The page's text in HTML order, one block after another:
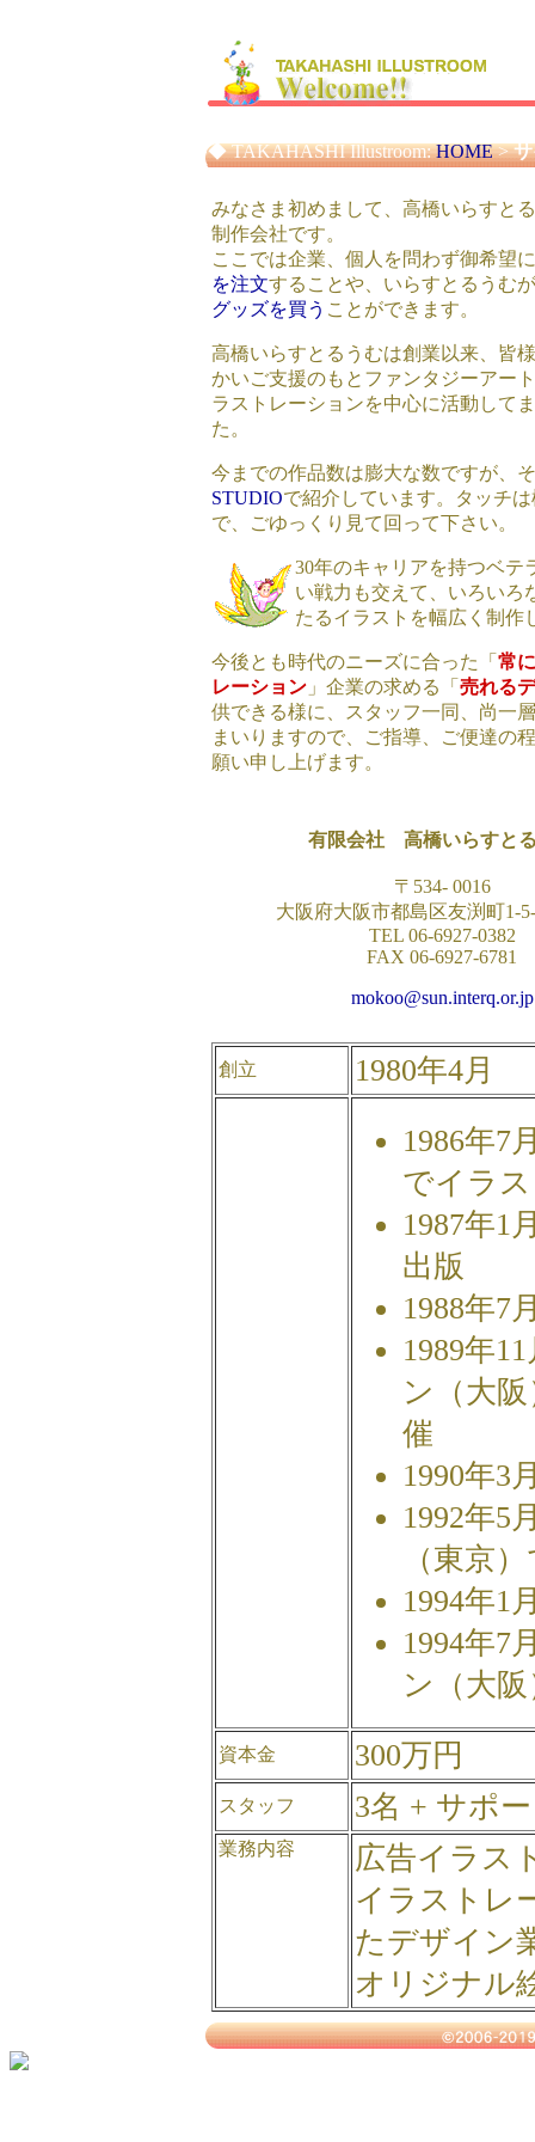
◆ TAKAHASHI Illustroom: HOME >
みなさま初めまして、高橋いらすと
制作会社です。
ここでは企業、個人を問わず御希望
を注文することや、いらすとるうむ
グッズを買う ことができます。
高橋いらすとるうむは創業以来、皆
かいご支援のもとファンタジーアー
ラストレーションを中心に活動して
た。
今までの作品数は膨大な数ですが、
STUDIOで紹介しています。タッチ
で、ごゆっくり見て回って下さい。
30年のキャリアを持つベテ
い戦力も交えて、いろいろ
たるイラストを幅広く制作
今後とも時代のニーズに合った「 常
レーション 」企業の求める「 売れる
供できる様に、スタッフ一同、尚一
まいりますので、ご指導、ご便達の
願い申し上げます。
有限会社 高橋いらすと
〒534- 0016
大阪府大阪市都島区友渕町1-
TEL 06-6927-0382
FAX 06-6927-6781
mokoo@sun.interq.or.jp
創立 1980年4月
1986年7
でイラ
1987年1
出版
1988年7
1989年
ン（大
催
1990年3
1992年5
（東京
1994年1
1994年7
ン（大
資本金 300万円
スタッフ 3名 + サポ
業務内容
広告イラス
イラストレ
たデザイン
オリジナル